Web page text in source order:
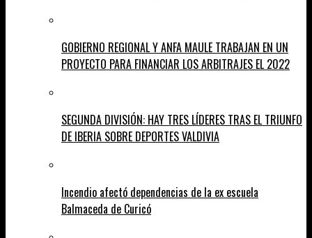
GOBIERNO REGIONAL Y ANFA MAULE TRABAJAN EN UN
PROYECTO PARA FINANCIAR LOS ARBITRAJES EL 2022
SEGUNDA DIVISIÓN: HAY TRES LÍDERES TRAS EL TRIUNFO
DE IBERIA SOBRE DEPORTES VALDIVIA
Incendio afectó dependencias de la ex escuela
Balmaceda de Curicó